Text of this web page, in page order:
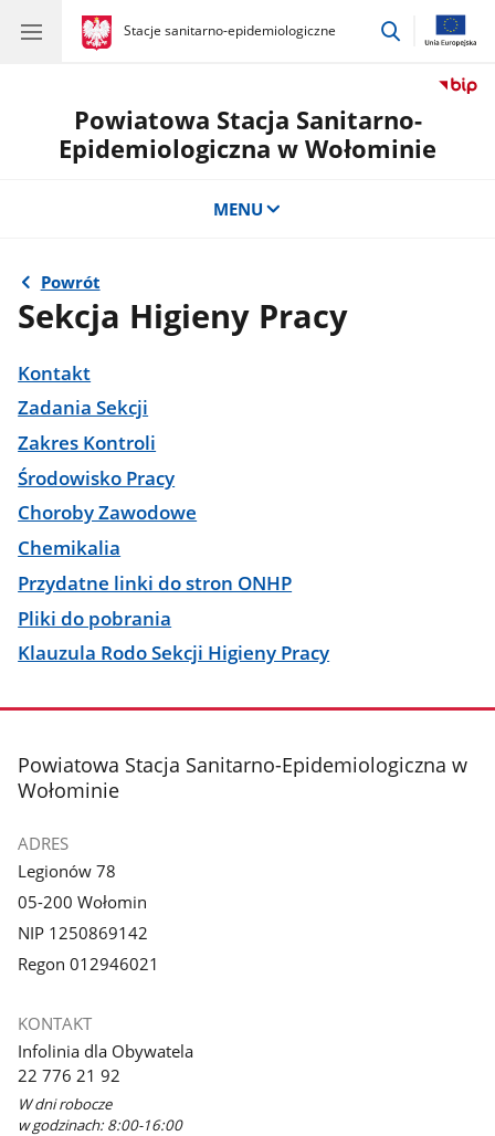
gov.pl
Stacje sanitarno-epidemiologiczne
gov.pl
Stacje
przejdź
Powiatowa Stacja Sanitarno-
Epidemiologiczna w Wołominie
MENU
Powrót
Sekcja Higieny Pracy
Kontakt
Zadania Sekcji
Zakres Kontroli
Środowisko Pracy
Choroby Zawodowe
Chemikalia
Przydatne linki do stron ONHP
Pliki do pobrania
Klauzula Rodo Sekcji Higieny Pracy
stopka
Powiatowa Stacja Sanitarno-Epidemiologiczna w
Wołominie
ADRES
Legionów 78
05-200 Wołomin
NIP 1250869142
Regon 012946021
KONTAKT
Infolinia dla Obywatela
22 776 21 92
W dni robocze
w godzinach: 8:00-16:00